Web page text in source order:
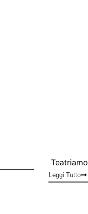
Teatriamo
Leggi Tutto